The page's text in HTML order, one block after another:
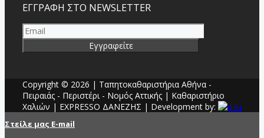
ΕΓΓΡΑΦΗ ΣΤΟ NEWSLETTER
Copyright © 2026 | Ταπητοκαθαριστήρια Αθήνα -
Πειραιάς - Περιστέρι - Νομός Αττικής | Καθαριστήριο
Χαλιών | ΕΧPRESSO ΔΑΝΕΖΗΣ | Development by:
Στείλε μας E-mail